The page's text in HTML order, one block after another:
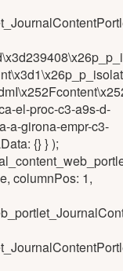
el-proc-c3-a9s-d-
a-girona-empr-c3-
{} } );
columnPos: 1,